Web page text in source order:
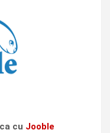
cu Jooble